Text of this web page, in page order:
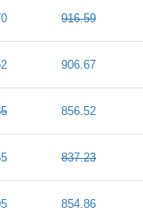
916.59
906.67
856.52
837.23
854.86